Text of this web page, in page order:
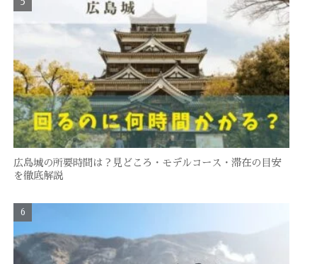
広島城の所要時間は？見どころ・モデルコース・滞在の目安
を徹底解説